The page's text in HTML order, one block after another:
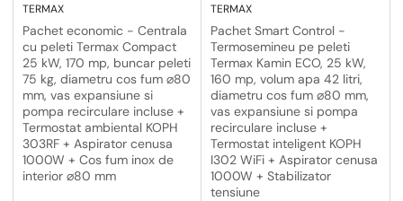
TERMAX
Pachet economic - Centrala
cu peleti Termax Compact
25 kW, 170 mp, buncar peleti
75 kg, diametru cos fum ⌀80
mm, vas expansiune si
pompa recirculare incluse +
Termostat ambiental KOPH
303RF + Aspirator cenusa
1000W + Cos fum inox de
interior ⌀80 mm
TERMAX
Pachet Smart Control -
Termosemineu pe peleti
Termax Kamin ECO, 25 kW,
160 mp, volum apa 42 litri,
diametru cos fum ⌀80 mm,
vas expansiune si pompa
recirculare incluse +
Termostat inteligent KOPH
I302 WiFi + Aspirator cenusa
1000W + Stabilizator
tensiune